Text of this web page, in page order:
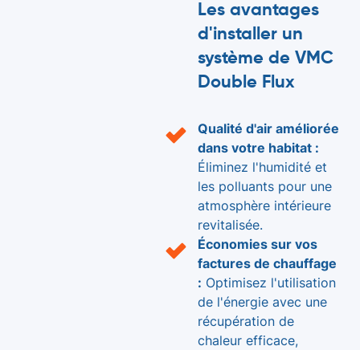
Les avantages
d'installer un
système de VMC
Double Flux
Qualité d'air améliorée
dans votre habitat :
Éliminez l'humidité et
les polluants pour une
atmosphère intérieure
revitalisée.
Économies sur vos
factures de chauffage
: Optimisez l'utilisation
de l'énergie avec une
récupération de
chaleur efficace,